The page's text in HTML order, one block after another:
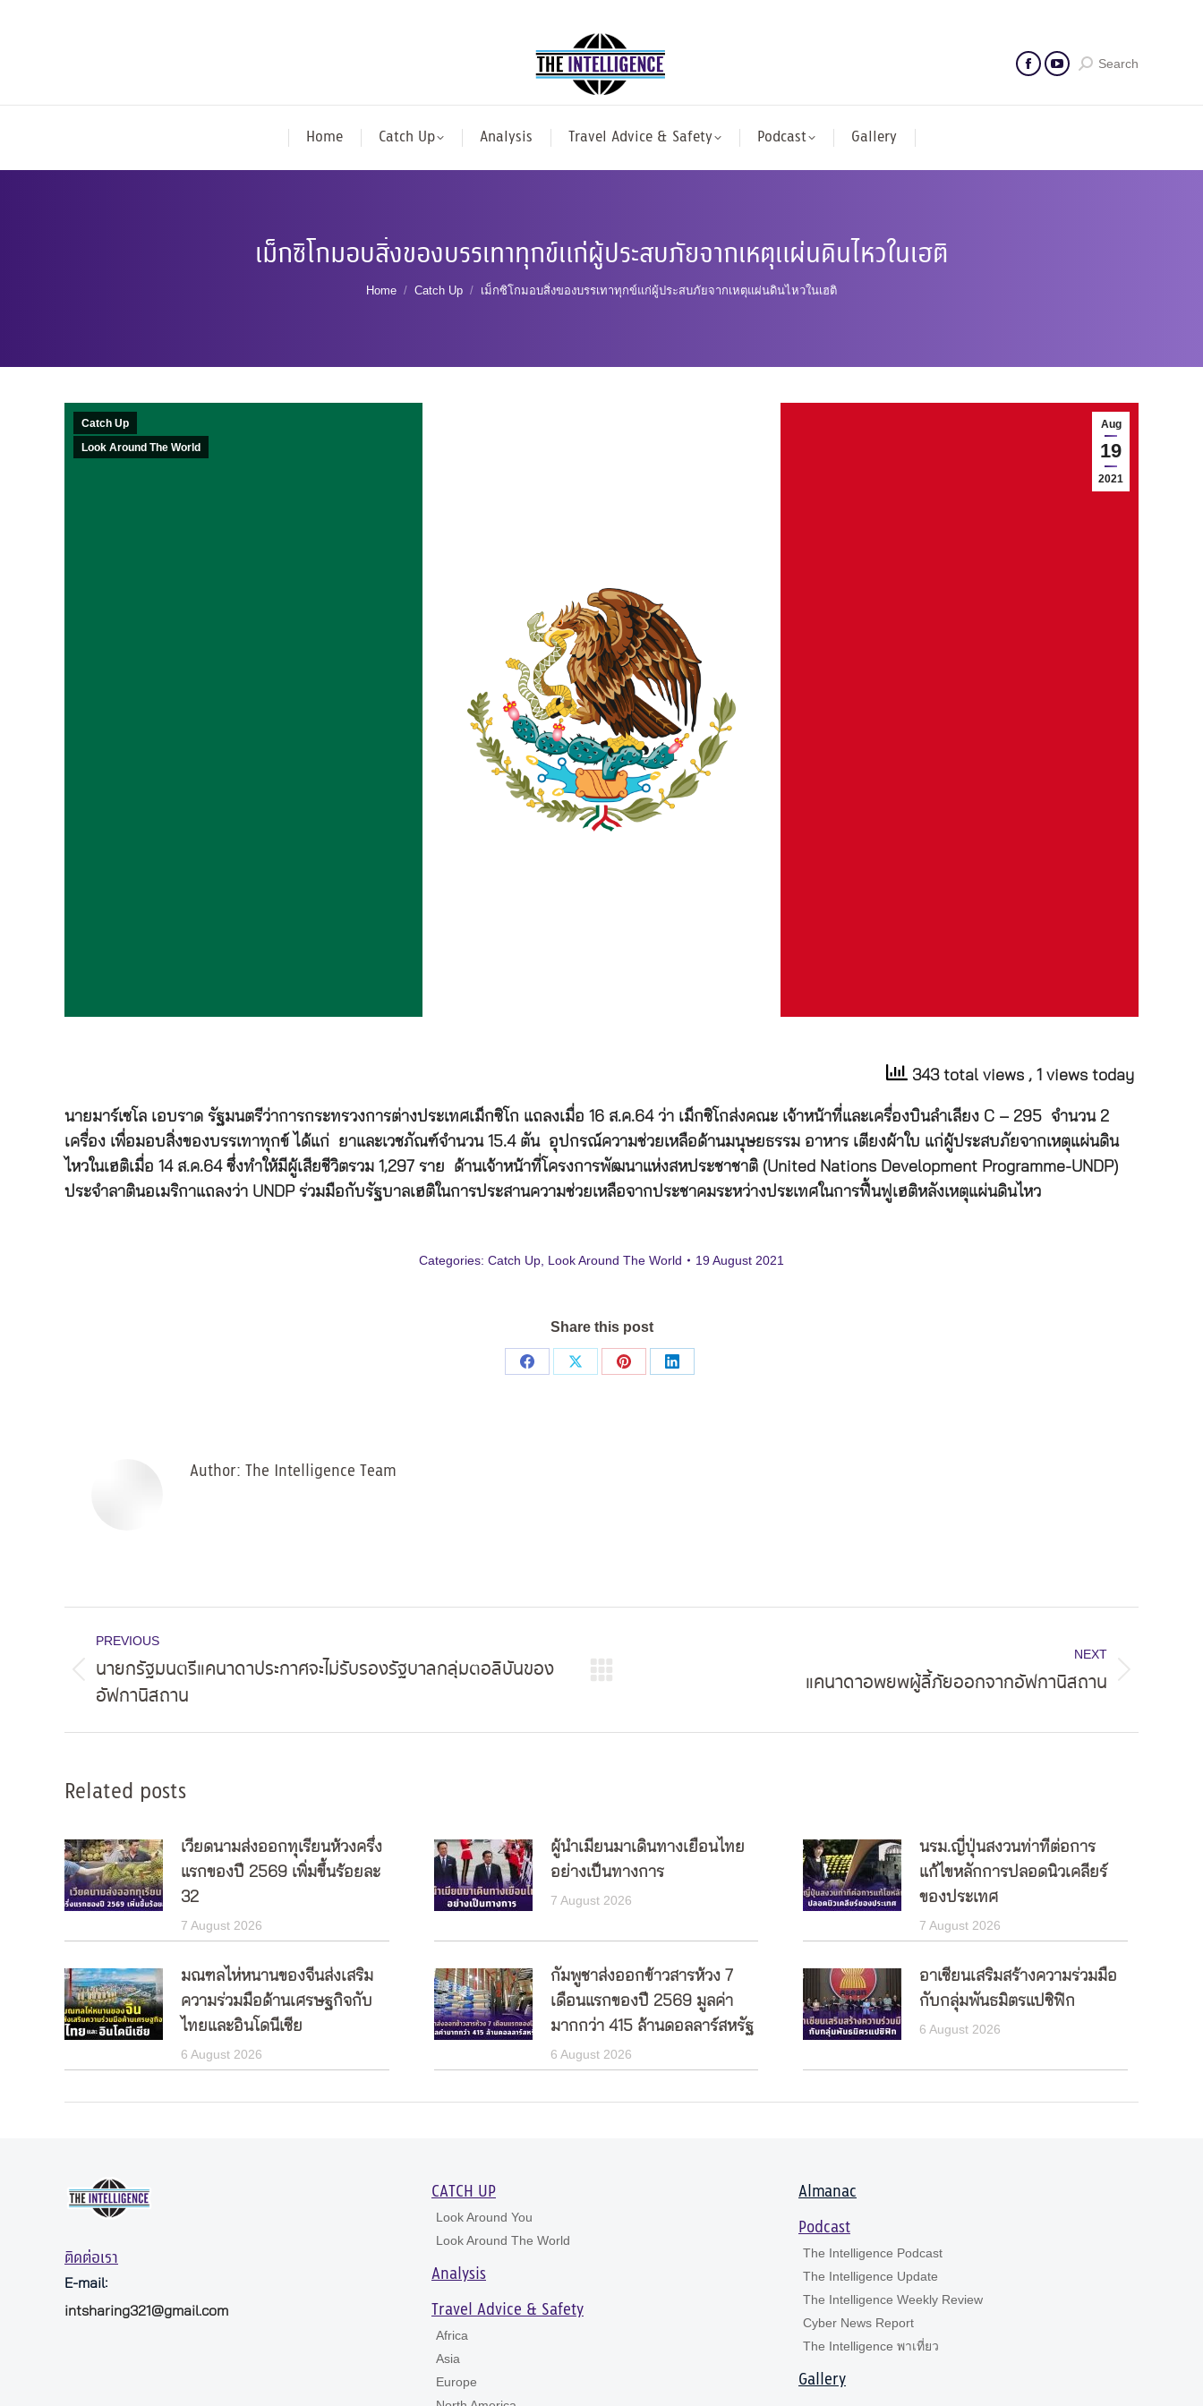
Search
Home Catch Up Analysis Travel Advice & Safety Podcast Gallery
เม็กซิโกมอบสิ่งของบรรเทาทุกข์แก่ผู้ประสบภัยจากเหตุแผ่นดินไหวในเฮติ
You are here:
Home Catch Up เม็กซิโกมอบสิ่งของบรรเทาทุกข์แก่ผู้ประสบภัยจากเหตุแผ่นดินไหวในเฮติ
Aug
19
2021
Catch Up
Look Around The World
343 total views , 1 views today
นายมาร์เซโล เอบราด รัฐมนตรีว่าการกระทรวงการต่างประเทศเม็กซิโก แถลงเมื่อ 16 ส.ค.64 ว่า เม็กซิโกส่งคณะ เจ้าหน้าที่และเครื่องบินลำเลียง C – 295 จำนวน 2
เครื่อง เพื่อมอบสิ่งของบรรเทาทุกข์ ได้แก่ ยาและเวชภัณฑ์จำนวน 15.4 ตัน อุปกรณ์ความช่วยเหลือด้านมนุษยธรรม อาหาร เตียงผ้าใบ แก่ผู้ประสบภัยจากเหตุแผ่นดิน
ไหวในเฮติเมื่อ 14 ส.ค.64 ซึ่งทำให้มีผู้เสียชีวิตรวม 1,297 ราย ด้านเจ้าหน้าที่โครงการพัฒนาแห่งสหประชาชาติ (United Nations Development Programme-UNDP)
ประจำลาตินอเมริกาแถลงว่า UNDP ร่วมมือกับรัฐบาลเฮติในการประสานความช่วยเหลือจากประชาคมระหว่างประเทศในการฟื้นฟูเฮติหลังเหตุแผ่นดินไหว
Categories: Catch Up Look Around The World 19 August 2021
Share this post
Share
Share
Share
Share
Author: The Intelligence Team
navigation
PREVIOUS
Previous
post:
นายกรัฐมนตรีแคนาดาประกาศจะไม่รับรองรัฐบาลกลุ่มตอลิบันของ
อัฟกานิสถาน
NEXT
แคนาดาอพยพผู้ลี้ภัยออกจากอัฟกานิสถาน
Related posts
เวียดนามส่งออกทุเรียนห้วงครึ่ง
แรกของปี 2569 เพิ่มขึ้นร้อยละ
32
7 August 2026
ผู้นำเมียนมาเดินทางเยือนไทย
อย่างเป็นทางการ
7 August 2026
นรม.ญี่ปุ่นสงวนท่าทีต่อการ
แก้ไขหลักการปลอดนิวเคลียร์
ของประเทศ
7 August 2026
มณฑลไห่หนานของจีนส่งเสริม
ความร่วมมือด้านเศรษฐกิจกับ
ไทยและอินโดนีเซีย
6 August 2026
กัมพูชาส่งออกข้าวสารห้วง 7
เดือนแรกของปี 2569 มูลค่า
มากกว่า 415 ล้านดอลลาร์สหรัฐ
6 August 2026
อาเซียนเสริมสร้างความร่วมมือ
กับกลุ่มพันธมิตรแปซิฟิก
6 August 2026
ติดต่อเรา
E-mail:
intsharing321@gmail.com
CATCH UP
Look Around You
Look Around The World
Analysis
Travel Advice & Safety
Africa
Asia
Europe
Almanac
Podcast
The Intelligence Podcast
The Intelligence Update
The Intelligence Weekly Review
Cyber News Report
The Intelligence พาเที่ยว
Gallery